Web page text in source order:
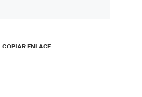
COPIAR ENLACE